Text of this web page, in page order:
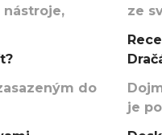
nástroje,
do
ze
je